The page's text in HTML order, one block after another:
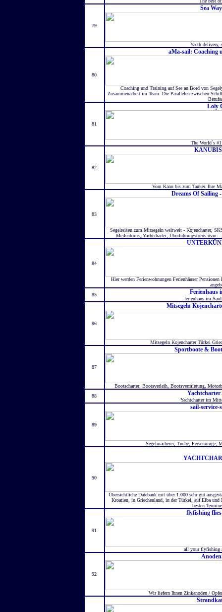
79
Sea
Yacth delivery,
80
aMa-sail: Coaching
Coaching und Training auf See an Bord von
Zusammenarbeit im Team. Die Parallelen zwischen
81
Loly
The World`s
82
Vom Kanu bis zum Tanker. Ihre
83
Dreams Of Sailing
Segelreisen zum Mitsegeln weltweit - Kojencharter,
Meilentörns, Yachtcharter, Überführungstörns
84
Hier werden Ferienwohnungen Ferienhäuser
85
Ferienhaus
ferienhaus im
86
Mitsegeln
Mitsegeln Kojencharter Türkei
87
Sportboote &
Bootscharter, Bootsverleih, Bootsvermietung,
88
Yachtcharter im
89
sail-service-
Segelmacherei, Tuche, Persenninge,
90
Übersichtliche Datebank mit über 1.000 sehr gut
Kroatien, in Griechenland, in der Türkei, auf Elba
besten
91
flyfishing
all your flyfishing
92
Wir liefern Ihnen Zinkanoden /